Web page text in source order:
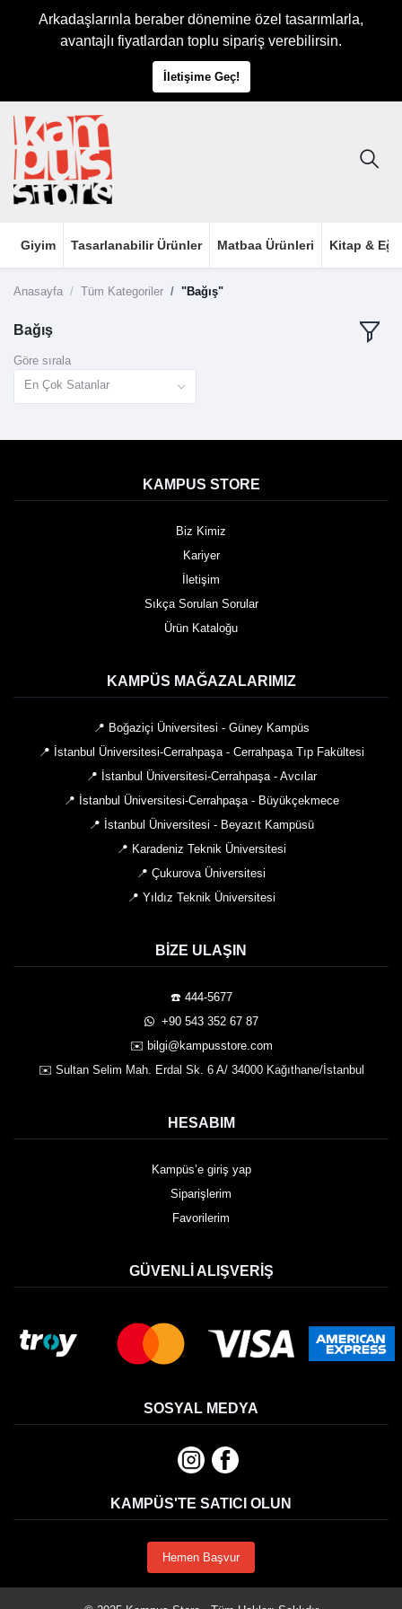
Arkadaşlarınla beraber dönemine özel tasarımlarla,
avantajlı fiyatlardan toplu sipariş verebilirsin.
İletişime Geç!
Giyim Tasarlanabilir Ürünler Matbaa Ürünleri Kitap &
Anasayfa Tüm Kategoriler "Bağış"
Bağış
Göre sırala
En Çok Satanlar
KAMPUS STORE
Biz Kimiz
Kariyer
İletişim
Sıkça Sorulan Sorular
Ürün Kataloğu
KAMPÜS MAĞAZALARIMIZ
📍 Boğaziçi Üniversitesi - Güney Kampüs
📍 İstanbul Üniversitesi-Cerrahpaşa - Cerrahpaşa Tıp Fakültesi
📍 İstanbul Üniversitesi-Cerrahpaşa - Avcılar
📍 İstanbul Üniversitesi-Cerrahpaşa - Büyükçekmece
📍 İstanbul Üniversitesi - Beyazıt Kampüsü
📍 Karadeniz Teknik Üniversitesi
📍 Çukurova Üniversitesi
📍 Yıldız Teknik Üniversitesi
BIZE ULAŞIN
☎️ 444-5677
️ +90 543 352 67 87
✉️ bilgi@kampusstore.com
✉️ Sultan Selim Mah. Erdal Sk. 6 A/ 34000 Kağıthane/İstanbul
HESABIM
Kampüs’e giriş yap
Siparişlerim
Favorilerim
GÜVENLI ALIŞVERIŞ
SOSYAL MEDYA
KAMPÜS'TE SATICI OLUN
Hemen Başvur